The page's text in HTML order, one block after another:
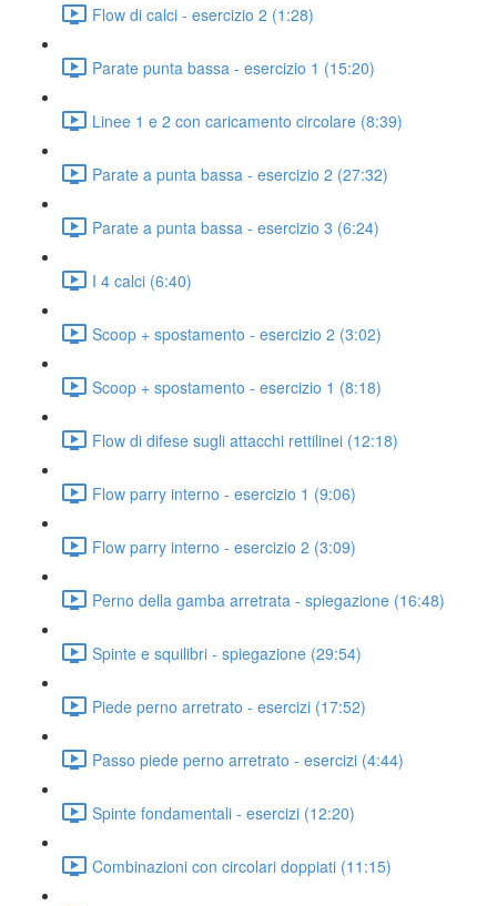
Flow di calci - esercizio 2 (1:28)
Parate punta bassa - esercizio 1 (15:20)
Linee 1 e 2 con caricamento circolare (8:39)
Parate a punta bassa - esercizio 2 (27:32)
Parate a punta bassa - esercizio 3 (6:24)
I 4 calci (6:40)
Scoop + spostamento - esercizio 2 (3:02)
Scoop + spostamento - esercizio 1 (8:18)
Flow di difese sugli attacchi rettilinei (12:18)
Flow parry interno - esercizio 1 (9:06)
Flow parry interno - esercizio 2 (3:09)
Perno della gamba arretrata - spiegazione (16:48)
Spinte e squilibri - spiegazione (29:54)
Piede perno arretrato - esercizi (17:52)
Passo piede perno arretrato - esercizi (4:44)
Spinte fondamentali - esercizi (12:20)
Combinazioni con circolari doppiati (11:15)